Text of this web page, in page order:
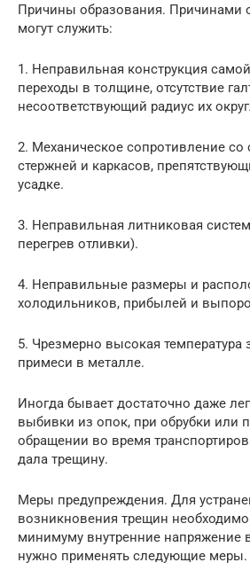
Причины образования. Причинами
могут служить:
1. Неправильная конструкция
переходы в толщине, отсутствие
несоответствующий радиус их
2. Механическое сопротивление
стержней и каркасов,
усадке.
3. Неправильная литниковая
перегрев отливки).
4. Неправильные размеры и
холодильников, прибылей и
5. Чрезмерно высокая
примеси в металле.
Иногда бывает достаточно даже
выбивки из опок, при обрубки или
обращении во время
дала трещину.
Меры предупреждения. Для
возникновения трещин
минимуму внутренние напряжение
нужно применять следующие меры.